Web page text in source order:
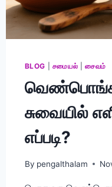
BLOG சமையல் |சைவம்
சுவையில்
எப்படி?
By pengalthalam